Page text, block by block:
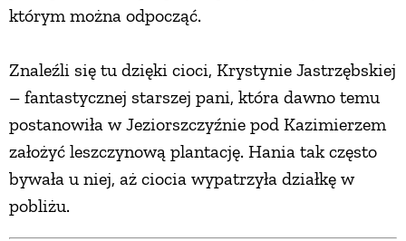
którym można odpocząć.
Znaleźli się tu dzięki cioci, Krystynie Jastrzębskiej
– fantastycznej starszej pani, która dawno temu
postanowiła w Jeziorszczyźnie pod Kazimierzem
założyć leszczynową plantację. Hania tak często
bywała u niej, aż ciocia wypatrzyła działkę w
pobliżu.